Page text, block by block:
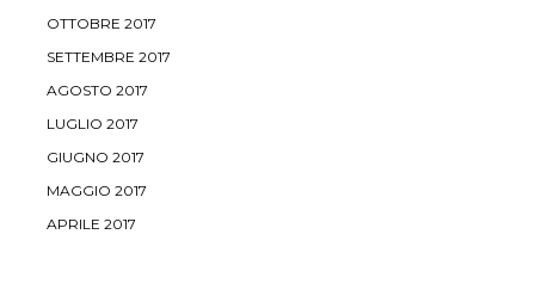
OTTOBRE 2017
SETTEMBRE 2017
AGOSTO 2017
LUGLIO 2017
GIUGNO 2017
MAGGIO 2017
APRILE 2017